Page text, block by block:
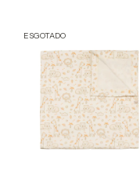
ESGOTADO